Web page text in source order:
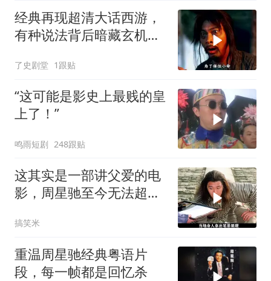
经典再现超清大话西游，
有种说法背后暗藏玄机，
了史剧堂 1跟贴
“这可能是影史上最贱的皇
上了！”
鸣雨短剧 248跟贴
这其实是一部讲父爱的电
影，周星驰至今无法超越
搞笑米
重温周星驰经典粤语片
段，每一帧都是回忆杀